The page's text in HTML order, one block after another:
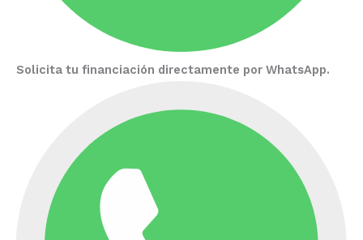
Solicita tu financiación directamente por WhatsApp.